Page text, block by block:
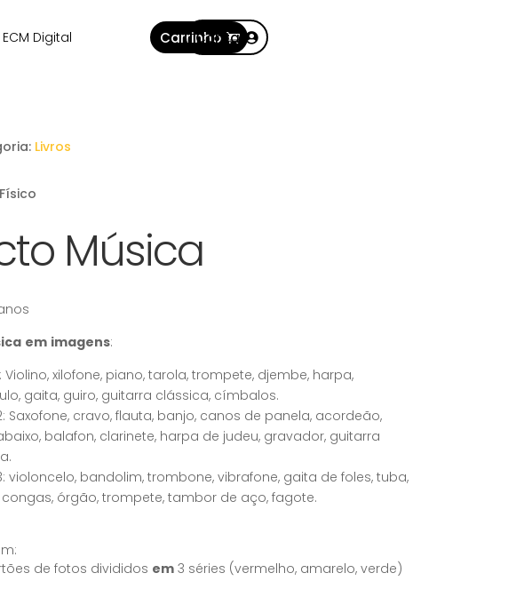
ECM Digital Carrinho
Conta
Livros
Físico
Música
em imagens:
Violino, xilofone, piano, tarola, trompete, djembe, harpa,
gaita, guiro, guitarra clássica, címbalos.
Saxofone, cravo, flauta, banjo, canos de panela, acordeão,
balafon, clarinete, harpa de judeu, gravador, guitarra
violoncelo, bandolim, trombone, vibrafone, gaita de foles, tuba,
órgão, trompete, tambor de aço, fagote.
de fotos divididos em3 séries (vermelho, amarelo, verde)